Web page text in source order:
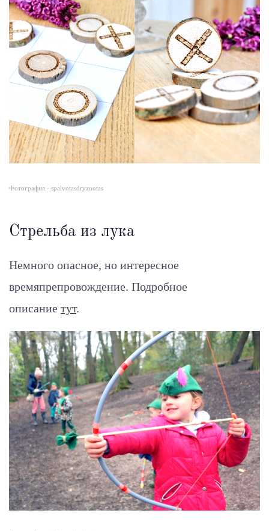
Фотография - spalvotasdryzuotas
Стрельба из лука
Немного опасное, но интересное
времяпрепровождение. Подробное
описание тут.